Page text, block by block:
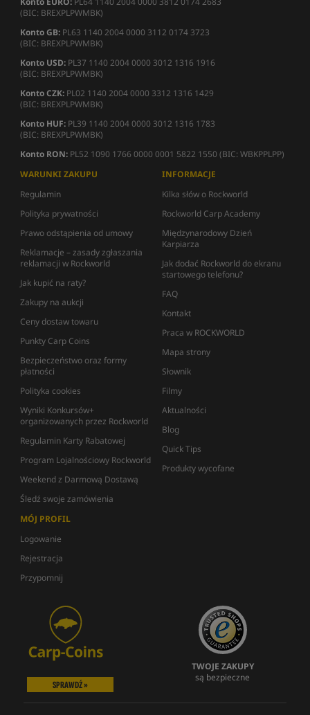
(BIC: BREXPLPWMBK)
Konto GB: PL63 1140 2004 0000 3112 0174 3723
(BIC: BREXPLPWMBK)
Konto USD: PL37 1140 2004 0000 3012 1316 1916
(BIC: BREXPLPWMBK)
Konto CZK: PL02 1140 2004 0000 3312 1316 1429
(BIC: BREXPLPWMBK)
Konto HUF: PL39 1140 2004 0000 3012 1316 1783
(BIC: BREXPLPWMBK)
Konto RON: PL52 1090 1766 0000 0001 5822 1550 (BIC: WBKPPLPP)
WARUNKI ZAKUPU
Regulamin
Polityka prywatności
Prawo odstąpienia od umowy
Reklamacje – zasady zgłaszania
reklamacji w Rockworld
Jak kupić na raty?
Zakupy na aukcji
Ceny dostaw towaru
Punkty Carp Coins
Bezpieczeństwo oraz formy
płatności
Polityka cookies
Wyniki Konkursów+
organizowanych przez Rockworld
Regulamin Karty Rabatowej
Program Lojalnościowy Rockworld
Weekend z Darmową Dostawą
Śledź swoje zamówienia
INFORMACJE
Kilka słów o Rockworld
Rockworld Carp Academy
Międzynarodowy Dzień
Karpiarza
Jak dodać Rockworld do ekranu
startowego telefonu?
FAQ
Kontakt
Praca w ROCKWORLD
Mapa strony
Słownik
Filmy
Aktualności
Blog
Quick Tips
Produkty wycofane
MÓJ PROFIL
Logowanie
Rejestracja
Przypomnij
SPRAWDŹ »
TWOJE ZAKUPY
są bezpieczne